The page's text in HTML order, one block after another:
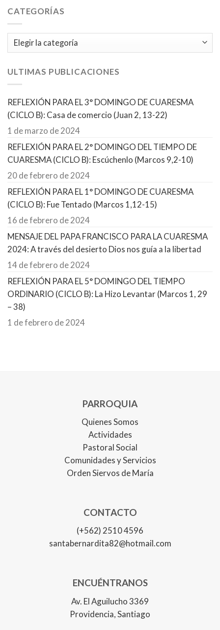
CATEGORÍAS
Categorías
ULTIMAS PUBLICACIONES
REFLEXIÓN PARA EL 3° DOMINGO DE CUARESMA
(CICLO B): Casa de comercio (Juan 2, 13-22)
1 de marzo de 2024
REFLEXIÓN PARA EL 2° DOMINGO DEL TIEMPO DE
CUARESMA (CICLO B): Escúchenlo (Marcos 9,2-10)
20 de febrero de 2024
REFLEXIÓN PARA EL 1° DOMINGO DE CUARESMA
(CICLO B): Fue Tentado (Marcos 1,12-15)
16 de febrero de 2024
MENSAJE DEL PAPA FRANCISCO PARA LA CUARESMA
2024: A través del desierto Dios nos guía a la libertad
14 de febrero de 2024
REFLEXIÓN PARA EL 5° DOMINGO DEL TIEMPO
ORDINARIO (CICLO B): La Hizo Levantar (Marcos 1, 29
– 38)
1 de febrero de 2024
PARROQUIA
Quienes Somos
Actividades
Pastoral Social
Comunidades y Servicios
Orden Siervos de María
CONTACTO
(+562) 2510 4596
santabernardita82@hotmail.com
ENCUÉNTRANOS
Av. El Aguilucho 3369
Providencia, Santiago